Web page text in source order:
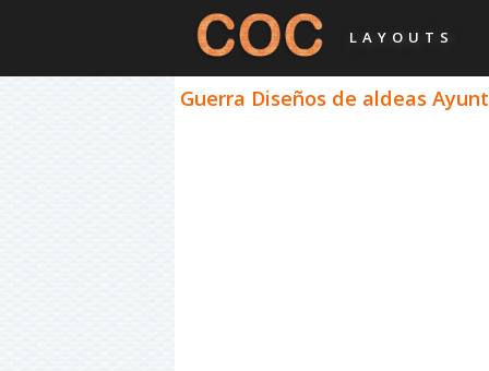
LAYOUTS
Guerra Diseños de aldeas